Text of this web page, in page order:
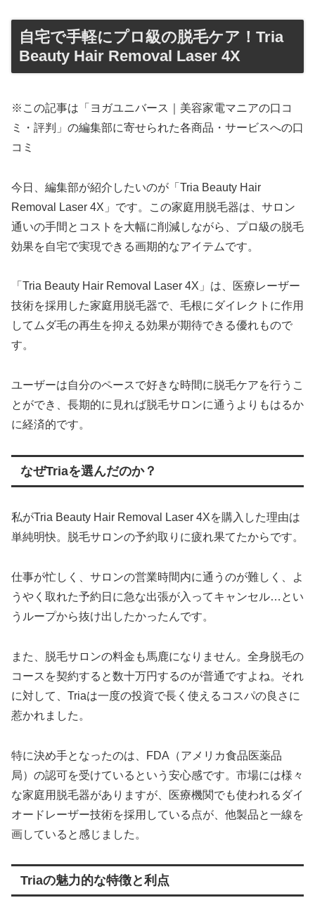
自宅で手軽にプロ級の脱毛ケア！Tria
Beauty Hair Removal Laser 4X
※この記事は「ヨガユニバース｜美容家電マニアの口コ
ミ・評判」の編集部に寄せられた各商品・サービスへの口
コミ
今日、編集部が紹介したいのが「Tria Beauty Hair
Removal Laser 4X」です。この家庭用脱毛器は、サロン
通いの手間とコストを大幅に削減しながら、プロ級の脱毛
効果を自宅で実現できる画期的なアイテムです。
「Tria Beauty Hair Removal Laser 4X」は、医療レーザー
技術を採用した家庭用脱毛器で、毛根にダイレクトに作用
してムダ毛の再生を抑える効果が期待できる優れもので
す。
ユーザーは自分のペースで好きな時間に脱毛ケアを行うこ
とができ、長期的に見れば脱毛サロンに通うよりもはるか
に経済的です。
なぜTriaを選んだのか？
私がTria Beauty Hair Removal Laser 4Xを購入した理由は
単純明快。脱毛サロンの予約取りに疲れ果てたからです。
仕事が忙しく、サロンの営業時間内に通うのが難しく、よ
うやく取れた予約日に急な出張が入ってキャンセル…とい
うループから抜け出したかったんです。
また、脱毛サロンの料金も馬鹿になりません。全身脱毛の
コースを契約すると数十万円するのが普通ですよね。それ
に対して、Triaは一度の投資で長く使えるコスパの良さに
惹かれました。
特に決め手となったのは、FDA（アメリカ食品医薬品
局）の認可を受けているという安心感です。市場には様々
な家庭用脱毛器がありますが、医療機関でも使われるダイ
オードレーザー技術を採用している点が、他製品と一線を
画していると感じました。
Triaの魅力的な特徴と利点